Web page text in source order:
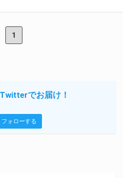
1
でお届け！
フォローする